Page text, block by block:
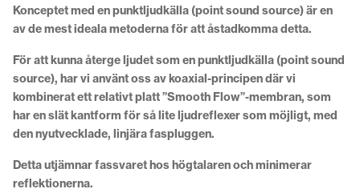
Konceptet med en punktljudkälla (point sound source) är en
av de mest ideala metoderna för att åstadkomma detta.
För att kunna återge ljudet som en punktljudkälla (point sound
source), har vi använt oss av koaxial-principen där vi
kombinerat ett relativt platt ”Smooth Flow”-membran, som
har en slät kantform för så lite ljudreflexer som möjligt, med
den nyutvecklade, linjära faspluggen.
Detta utjämnar fassvaret hos högtalaren och minimerar
reflektionerna.